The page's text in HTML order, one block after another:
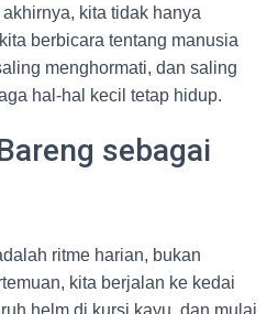
kita tidak hanya
berbicara tentang manusia
menghormati, dan saling
hal-hal kecil tetap hidup.
sebagai
ritme harian, bukan
kita berjalan ke kedai
helm di kursi kayu, dan mulai